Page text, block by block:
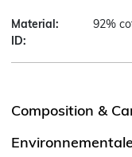
Material:
92%
ID:
Composition &